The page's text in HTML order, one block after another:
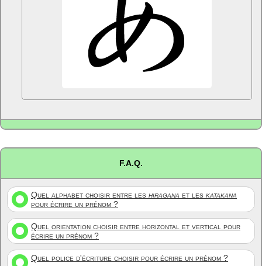
F.A.Q.
Quel alphabet choisir entre les hiragana et les katakana
pour écrire un prénom ?
Quel orientation choisir entre horizontal et vertical pour
écrire un prénom ?
Quel police d'écriture choisir pour écrire un prénom ?